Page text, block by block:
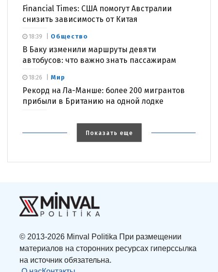
Financial Times: США помогут Австралии
снизить зависимость от Китая
Общество
В Баку изменили маршруты девяти
автобусов: что важно знать пассажирам
18:39
Мир
Рекорд на Ла-Манше: более 200 мигрантов
прибыли в Британию на одной лодке
18:26
Показать еще
© 2013-2026 Minval Politika При размещении
материалов на сторонних ресурсах гиперссылка
на источник обязательна.